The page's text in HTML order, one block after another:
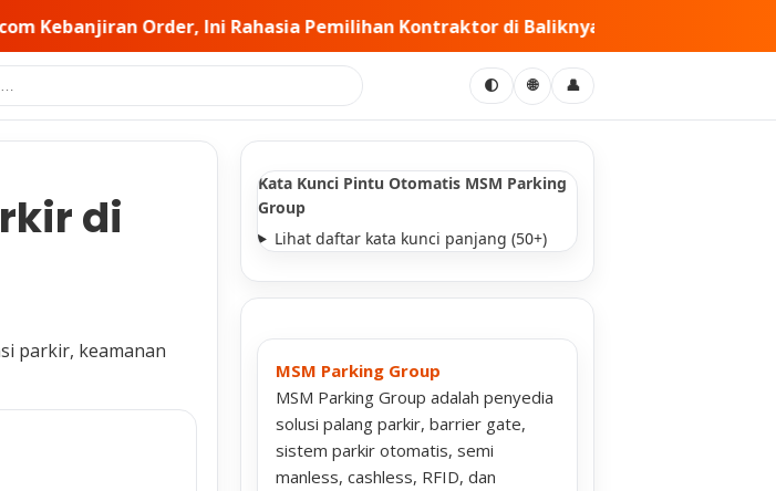
Pemilihan Kontraktor di Baliknya • PT MSM Tiga Matra Satria: Dinamika
🌓 🌐 👤
di
Kata Kunci Pintu Otomatis MSM Parking
Group
Lihat daftar kata kunci panjang (50+)
MSM Parking Group
MSM Parking Group adalah penyedia
solusi palang parkir, barrier gate,
sistem parkir otomatis, semi
manless, cashless, RFID, dan